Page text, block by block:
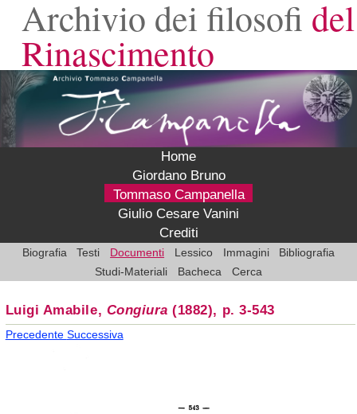
Archivio dei filosofi del
Rinascimento
Home
Giordano Bruno
Tommaso Campanella
Giulio Cesare Vanini
Crediti
Biografia Testi Documenti Lessico Immagini
Bibliografia
Studi-Materiali
Bacheca Cerca
Luigi Amabile, Congiura (1882), p. 3-543
Precedente Successiva